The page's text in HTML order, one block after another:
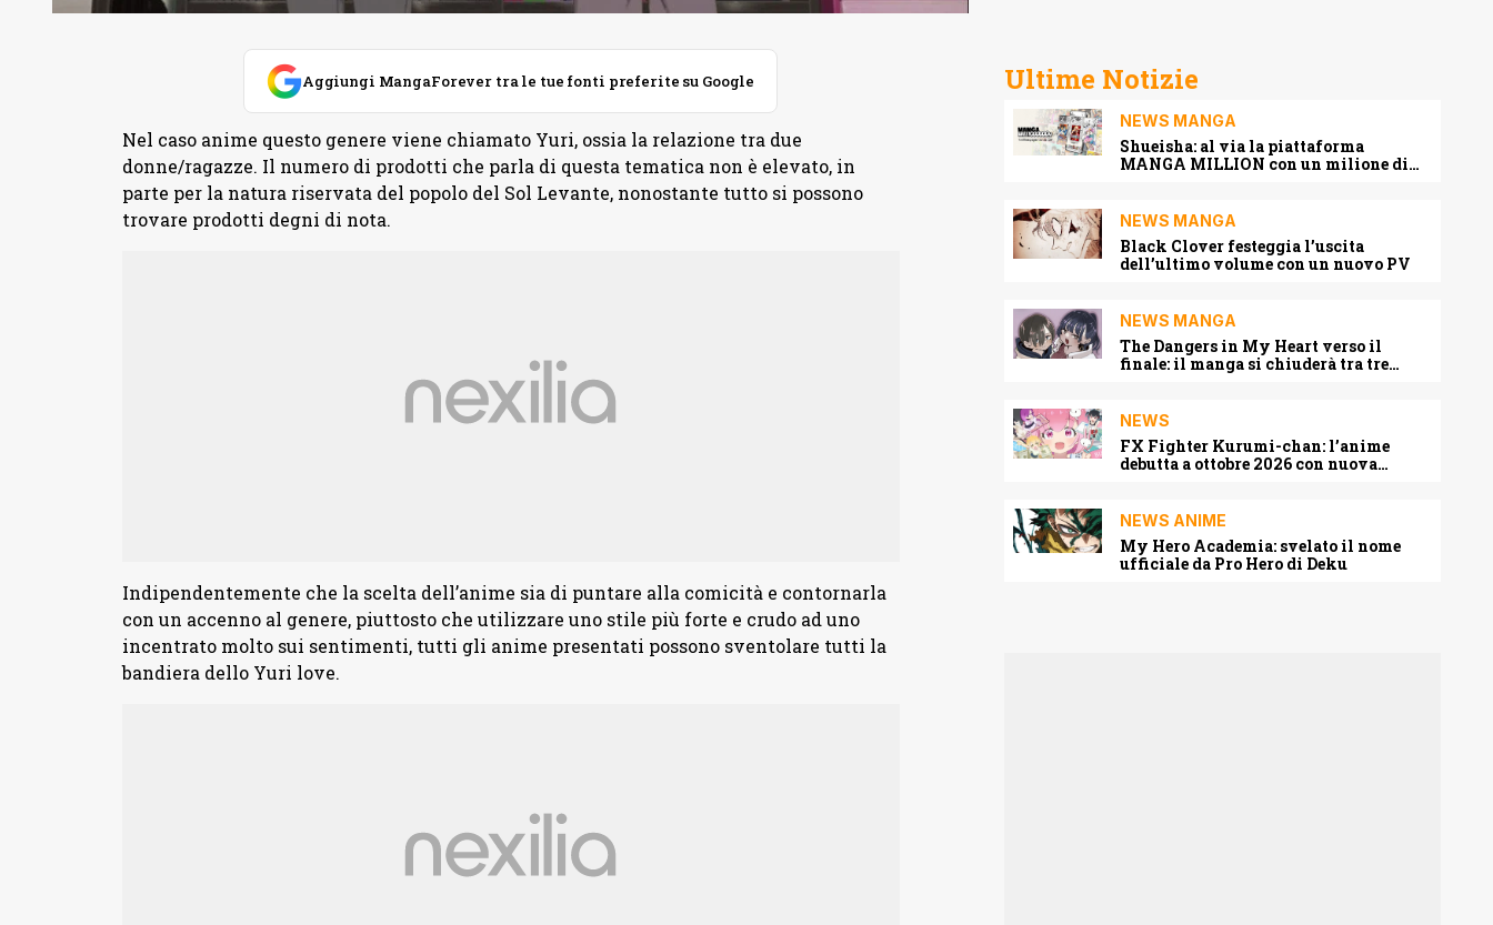
Aggiungi MangaForever tra le tue fonti preferite su Google
Nel caso anime questo genere viene chiamato Yuri, ossia la relazione tra due
donne/ragazze. Il numero di prodotti che parla di questa tematica non è elevato, in
parte per la natura riservata del popolo del Sol Levante, nonostante tutto si possono
trovare prodotti degni di nota.
Indipendentemente che la scelta dell’anime sia di puntare alla comicità e contornarla
con un accenno al genere, piuttosto che utilizzare uno stile più forte e crudo ad uno
incentrato molto sui sentimenti, tutti gli anime presentati possono sventolare tutti la
bandiera dello Yuri love.
Ultime Notizie
NEWS MANGA
Shueisha: al via la piattaforma
MANGA MILLION con un milione di
NEWS MANGA
Black Clover festeggia l’uscita
dell’ultimo volume con un nuovo PV
NEWS MANGA
The Dangers in My Heart verso il
finale: il manga si chiuderà tra tre
NEWS
FX Fighter Kurumi-chan: l’anime
debutta a ottobre 2026 con nuova
NEWS ANIME
My Hero Academia: svelato il nome
ufficiale da Pro Hero di Deku